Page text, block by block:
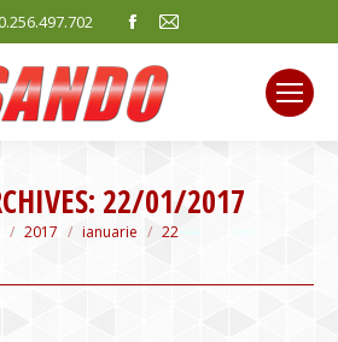
Facebook
opens
in
new
Mail
new
22/01/2017
here:
2017 ianuarie 22